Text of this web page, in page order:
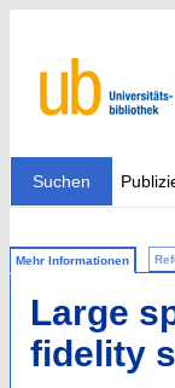
Suchen
Mehr Informationen
Large
fidelity